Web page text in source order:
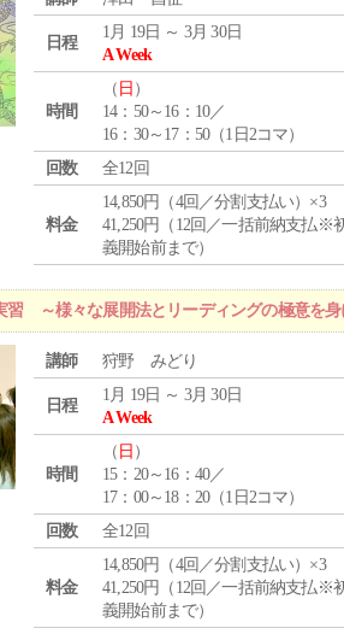
日程
1月 19日 ～ 3月 30日
A Week
時間
（ 日 ）
14：50～16：10／
16：30～17：50（1日2コマ）
回数
全12回
料金
14,850円（4回／分割支払い）×3
41,250円（12回／一括前納支払※
義開始前まで）
習 ～様々な展開法とリーディングの極意を身
講師 狩野 みどり
日程
1月 19日 ～ 3月 30日
A Week
時間
（ 日 ）
15：20～16：40／
17：00～18：20（1日2コマ）
回数
全12回
料金
14,850円（4回／分割支払い）×3
41,250円（12回／一括前納支払※
義開始前まで）